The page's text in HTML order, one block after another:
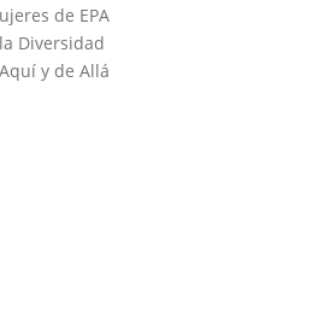
de EPA
Diversidad
y de Allá